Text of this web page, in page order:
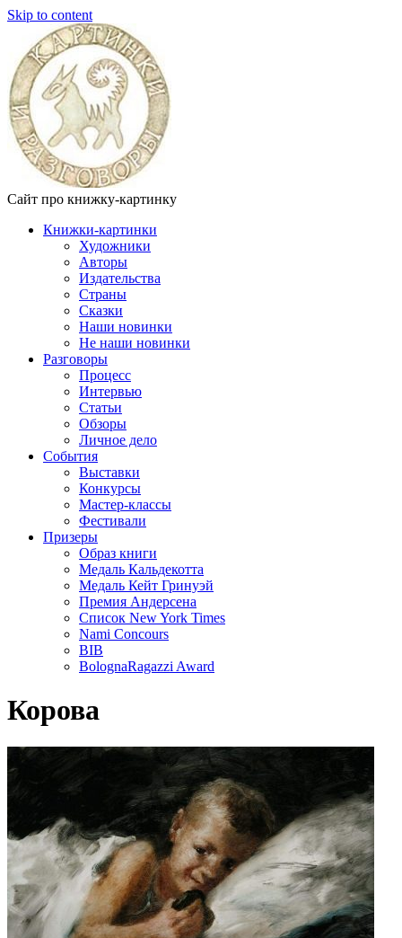
Skip to content
Сайт про книжку-картинку
Книжки-картинки
Художники
Авторы
Издательства
Страны
Сказки
Наши новинки
Не наши новинки
Разговоры
Процесс
Интервью
Статьи
Обзоры
Личное дело
События
Выставки
Конкурсы
Мастер-классы
Фестивали
Призеры
Образ книги
Медаль Кальдекотта
Медаль Кейт Гринуэй
Премия Андерсена
Список New York Times
Nami Concours
BIB
BolognaRagazzi Award
Корова